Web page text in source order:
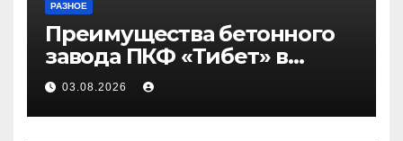
РАЗНОЕ
Преимущества бетонного
завода ПКФ «Тибет» в
Волгограде и Волжском
03.08.2026